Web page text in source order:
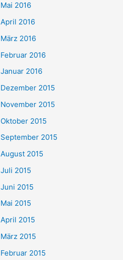
Mai 2016
April 2016
März 2016
Februar 2016
Januar 2016
Dezember 2015
November 2015
Oktober 2015
September 2015
August 2015
Juli 2015
Juni 2015
Mai 2015
April 2015
März 2015
Februar 2015